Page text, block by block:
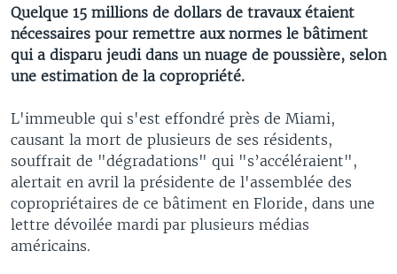
Quelque 15 millions de dollars de travaux étaient
nécessaires pour remettre aux normes le bâtiment
qui a disparu jeudi dans un nuage de poussière, selon
une estimation de la copropriété.
L'immeuble qui s'est effondré près de Miami,
causant la mort de plusieurs de ses résidents,
souffrait de "dégradations" qui "s’accéléraient",
alertait en avril la présidente de l'assemblée des
copropriétaires de ce bâtiment en Floride, dans une
lettre dévoilée mardi par plusieurs médias
américains.